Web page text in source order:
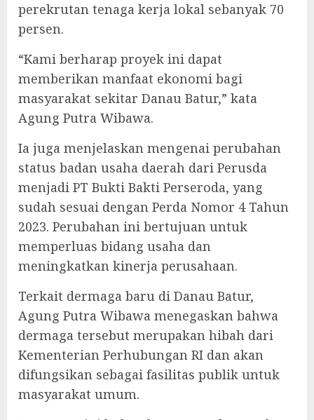
perekrutan tenaga kerja lokal sebanyak 70
persen.
“Kami berharap proyek ini dapat
memberikan manfaat ekonomi bagi
masyarakat sekitar Danau Batur,” kata
Agung Putra Wibawa.
Ia juga menjelaskan mengenai perubahan
status badan usaha daerah dari Perusda
menjadi PT Bukti Bakti Perseroda, yang
sudah sesuai dengan Perda Nomor 4 Tahun
2023. Perubahan ini bertujuan untuk
memperluas bidang usaha dan
meningkatkan kinerja perusahaan.
Terkait dermaga baru di Danau Batur,
Agung Putra Wibawa menegaskan bahwa
dermaga tersebut merupakan hibah dari
Kementerian Perhubungan RI dan akan
difungsikan sebagai fasilitas publik untuk
masyarakat umum.